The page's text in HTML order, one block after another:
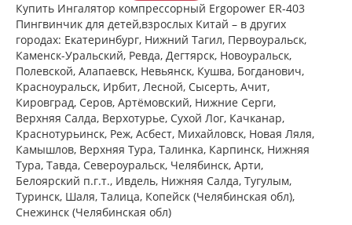
Купить Ингалятор компрессорный Ergopower ER-403
Пингвинчик для детей,взрослых Китай – в других
городах: Екатеринбург, Нижний Тагил, Первоуральск,
Каменск-Уральский, Ревда, Дегтярск, Новоуральск,
Полевской, Алапаевск, Невьянск, Кушва, Богданович,
Красноуральск, Ирбит, Лесной, Сысерть, Ачит,
Кировград, Серов, Артёмовский, Нижние Cерги,
Верхняя Салда, Верхотурье, Сухой Лог, Качканар,
Краснотурьинск, Реж, Асбест, Михайловск, Новая Ляля,
Камышлов, Верхняя Тура, Талинка, Карпинск, Нижняя
Тура, Тавда, Североуральск, Челябинск, Арти,
Белоярский п.г.т., Ивдель, Нижняя Салда, Тугулым,
Туринск, Шаля, Талица, Копейск (Челябинская обл),
Снежинск (Челябинская обл)